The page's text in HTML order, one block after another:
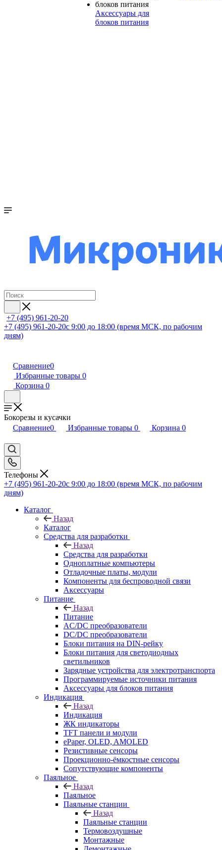
Аксессуары для
блоков питания
+7 (495) 961-20-20
+7 (495) 961-20-20с 9:00 до 18:00 (время МСК, по рабочим
дням)
Сравнение0
Избранные товары 0
Корзина 0
Бокорезы и кусачки
Сравнение0 Избранные товары 0 Корзина 0
Телефоны
+7 (495) 961-20-20с 9:00 до 18:00 (время МСК, по рабочим
дням)
Каталог
Назад
Каталог
Средства для разработки
Назад
Средства для разработки
Одноплатные компьютеры
Отладочные платы, модули
Компоненты для беспроводной связи
Аксессуары
Питание
Назад
Питание
AC/DC преобразователи
DC/DC преобразователи
Блоки питания на DIN-рейку
Блоки питания для светодиодных
светильников
Зарядные устройства для электротранспорта
Программируемые источники питания
Аксессуары для блоков питания
Индикация
Назад
Индикация
ЖК индикаторы
TFT панели и модули
ePaper, OLED, AMOLED
Резистивные сенсоры
Проекционно-ёмкостные сенсоры
Сопутствующие компоненты
Паяльное
Назад
Паяльное
Паяльные станции
Назад
Паяльные станции
Термовоздушные
Монтажные